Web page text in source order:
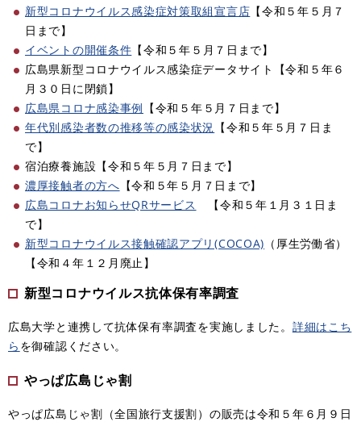
新型コロナウイルス感染症対策取組宣言店 【令和５年５月７
日まで】​
イベントの開催条件 【令和５年５月７日まで】
広島県新型コロナウイルス感染症データサイト【令和５年６
月３０日に閉鎖】​
広島県コロナ感染事例 【令和５年５月７日まで】
年代別感染者数の推移等の感染状況 【令和５年５月７日ま
で】​​
宿泊療養施設【令和５年５月７日まで】​​​
濃厚接触者の方へ 【令和５年５月７日まで】
広島コロナお知らせQRサービス
【令和５年１月３１日ま
で】
新型コロナウイルス接触確認アプリ(COCOA) （厚生労働省）
【令和４年１２月廃止】​
新型コロナウイルス抗体保有率調査
広島大学と連携して抗体保有率調査を実施しました。 詳細はこち
ら を御確認ください。
やっぱ広島じゃ割
やっぱ広島じゃ割（全国旅行支援割）の販売は令和５年６月９日